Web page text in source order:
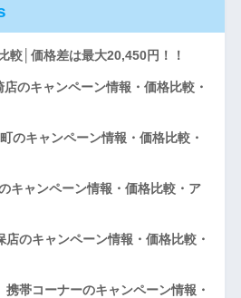
較│価格差は最大20,450円！！
のキャンペーン情報・価格比較・
のキャンペーン情報・価格比較・
キャンペーン情報・価格比較・ア
のキャンペーン情報・価格比較・
帯コーナーのキャンペーン情報・